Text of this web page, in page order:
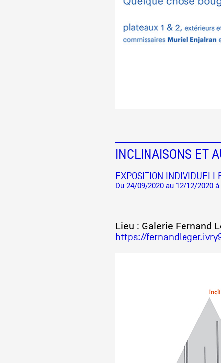
INCLINAISONS ET
EXPOSITION
Du 24/09/2020 au 12/12/2020 à
Lieu : Galerie Fernand
https://